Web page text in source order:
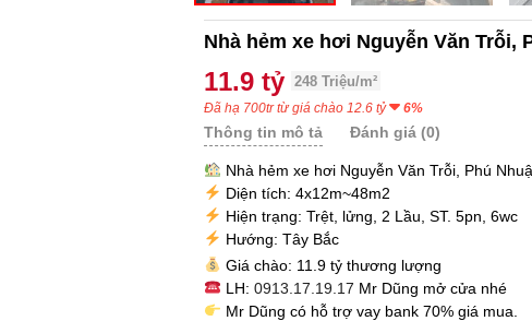
Nhà hẻm xe hơi Nguyễn Văn Trỗi,
11.9 tỷ 248 Triệu/m²
Đã hạ 700tr từ giá chào 12.6 tỷ 6%
Thông tin mô tả Đánh giá (0)
Nhà hẻm xe hơi Nguyễn Văn Trỗi, Phú
Diện tích: 4x12m~48m2
Hiện trạng: Trệt, lửng, 2 Lầu, ST. 5pn, 6wc
Hướng: Tây Bắc
Giá chào: 11.9 tỷ thương lượng
LH: 0913.17.19.17 Mr Dũng mở cửa nhé
Mr Dũng có hỗ trợ vay bank 70% giá mua.